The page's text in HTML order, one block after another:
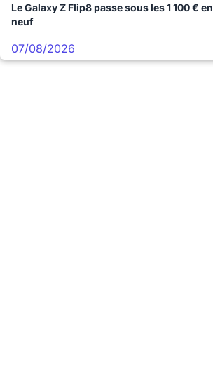
Le Galaxy Z Flip8 passe sous les 1 100 € en
neuf
07/08/2026